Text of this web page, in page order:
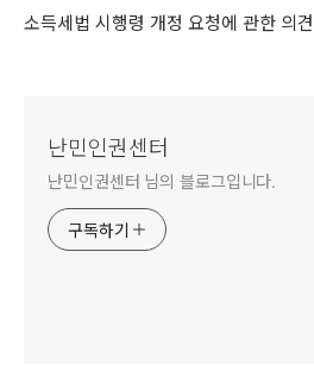
소득세법 시행령 개정 요청에 관한 의
난민인권센터
난민인권센터 님의 블로그입니다.
구독하기